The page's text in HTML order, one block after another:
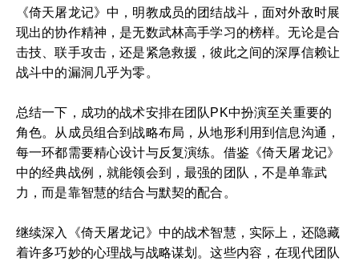
《倚天屠龙记》中，明教成员的团结战斗，面对外敌时展
现出的协作精神，是无数武林高手学习的榜样。无论是合
击技、联手攻击，还是紧急救援，彼此之间的深厚信赖让
战斗中的漏洞几乎为零。
总结一下，成功的战术安排在团队PK中扮演至关重要的
角色。从成员组合到战略布局，从地形利用到信息沟通，
每一环都需要精心设计与反复演练。借鉴《倚天屠龙记》
中的经典战例，就能领会到，最强的团队，不是单靠武
力，而是靠智慧的结合与默契的配合。
继续深入《倚天屠龙记》中的战术智慧，实际上，还隐藏
着许多巧妙的心理战与战略谋划。这些内容，在现代团队